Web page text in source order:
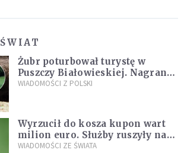
ŚWIAT
Żubr poturbował turystę w
Puszczy Białowieskiej. Nagranie
daje do myślenia
WIADOMOŚCI Z POLSKI
Wyrzucił do kosza kupon wart
milion euro. Służby ruszyły na
poszukiwania
WIADOMOŚCI ZE ŚWIATA